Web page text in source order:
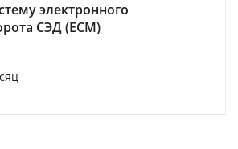
электронного
СЭД (ECM)